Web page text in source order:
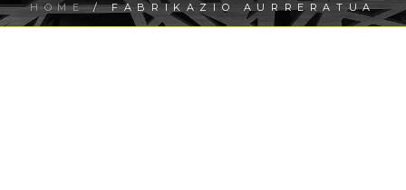
HOME/FABRIKAZIO AURRERATUA